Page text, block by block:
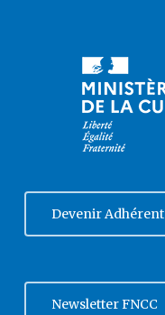
Devenir Adhérent
Newsletter FNCC